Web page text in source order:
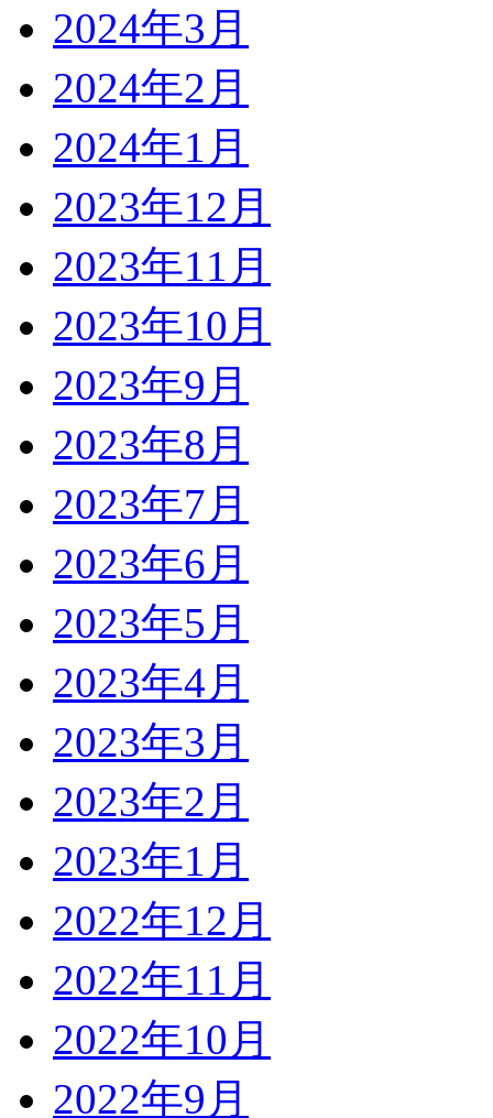
2024年3月
2024年2月
2024年1月
2023年12月
2023年11月
2023年10月
2023年9月
2023年8月
2023年7月
2023年6月
2023年5月
2023年4月
2023年3月
2023年2月
2023年1月
2022年12月
2022年11月
2022年10月
2022年9月